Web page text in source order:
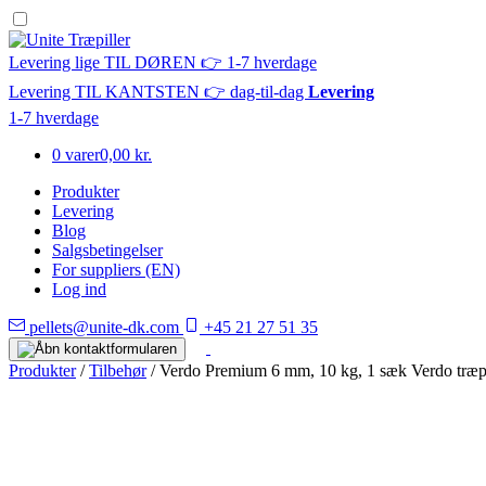
Levering lige TIL DØREN 👉 1-7 hverdage
Levering TIL KANTSTEN 👉 dag-til-dag Levering
1-7 hverdage
0 varer0,00 kr.
Produkter
Levering
Blog
Salgsbetingelser
For suppliers (EN)
Log ind
pellets@unite-dk.com +45 21 27 51 35
Produkter/Tilbehør/ Verdo Premium 6 mm, 10 kg, 1 sæk Verdo